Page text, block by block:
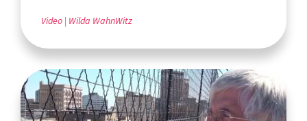
Video Wilda WahnWitz